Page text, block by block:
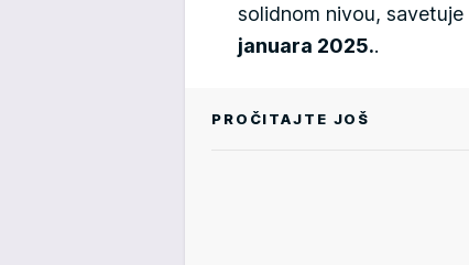
solidnom nivou, savetuje
januara 2025..
PROČITAJTE JOŠ